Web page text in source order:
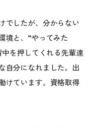
でしたが、分からない
境と、“やってみた
を押してくれる先輩達
自分になれました。出
けています。資格取得